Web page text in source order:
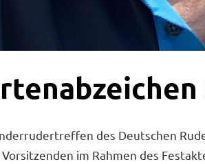
des Deutschen
im Rahmen des